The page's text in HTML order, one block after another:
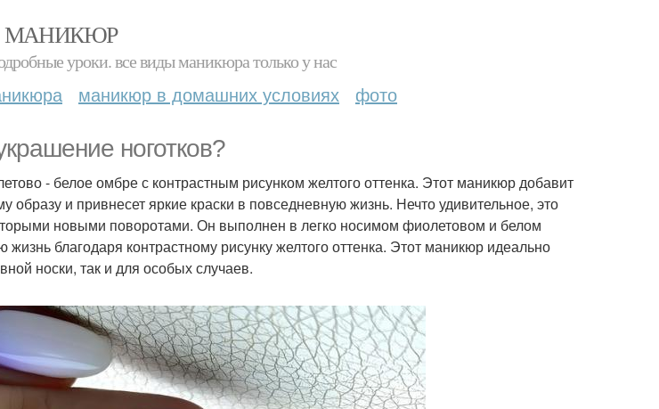
МАНИКЮР
уроки. все виды маникюра только у нас
маникюр в домашних условиях фото
ноготков?
- белое омбре с контрастным рисунком желтого оттенка. Этот маникюр добавит
образу и привнесет яркие краски в повседневную жизнь. Нечто удивительное, это
новыми поворотами. Он выполнен в легко носимом фиолетовом и белом
жизнь благодаря контрастному рисунку желтого оттенка. Этот маникюр идеально
носки, так и для особых случаев.